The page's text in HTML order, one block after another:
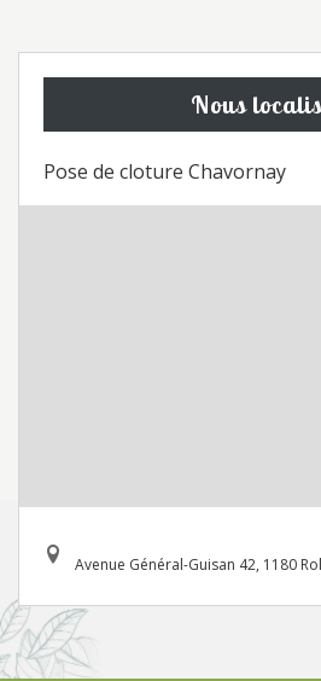
Nous
Pose de cloture Chavornay
Avenue Général-Guisan 42, 1180